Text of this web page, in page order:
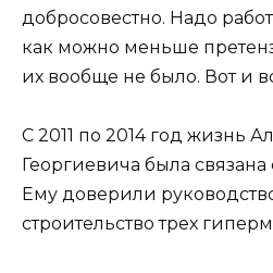
добросовестно. Надо
как можно меньше
их вообще не было. Вот и
С 2011 по 2014 год жизнь
Георгиевича была
Ему доверили
строительство трех